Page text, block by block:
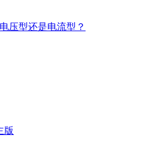
压型还是电流型？
版